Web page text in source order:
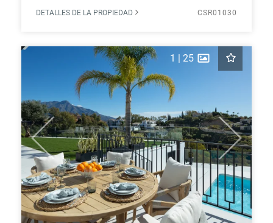
DETALLES DE LA PROPIEDAD CSR01030
Previous Next
1 | 25